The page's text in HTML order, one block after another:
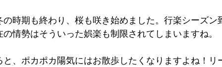
時期も終わり、桜も咲き始めました。行楽シーズン
情勢はそういった娯楽も制限されてしまいますね。
、ポカポカ陽気にはお散歩したくなりますよね！リ